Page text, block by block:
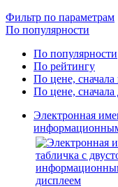
Фильтр по параметрам
По популярности
По популярности
По рейтингу
По цене, сначала
По цене, сначала
Электронная